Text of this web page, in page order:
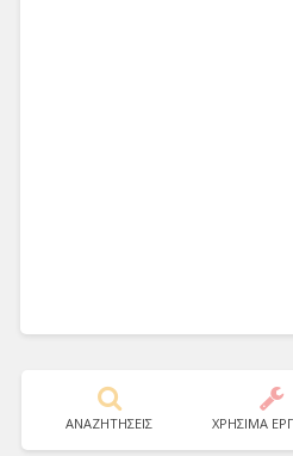
ΑΝΑΖΗΤΗΣΕΙΣ ΧΡΗΣΙΜΑ